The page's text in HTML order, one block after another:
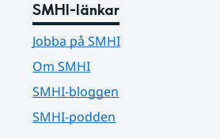
SMHI-länkar
Jobba på SMHI
Om SMHI
SMHI-bloggen
SMHI-podden